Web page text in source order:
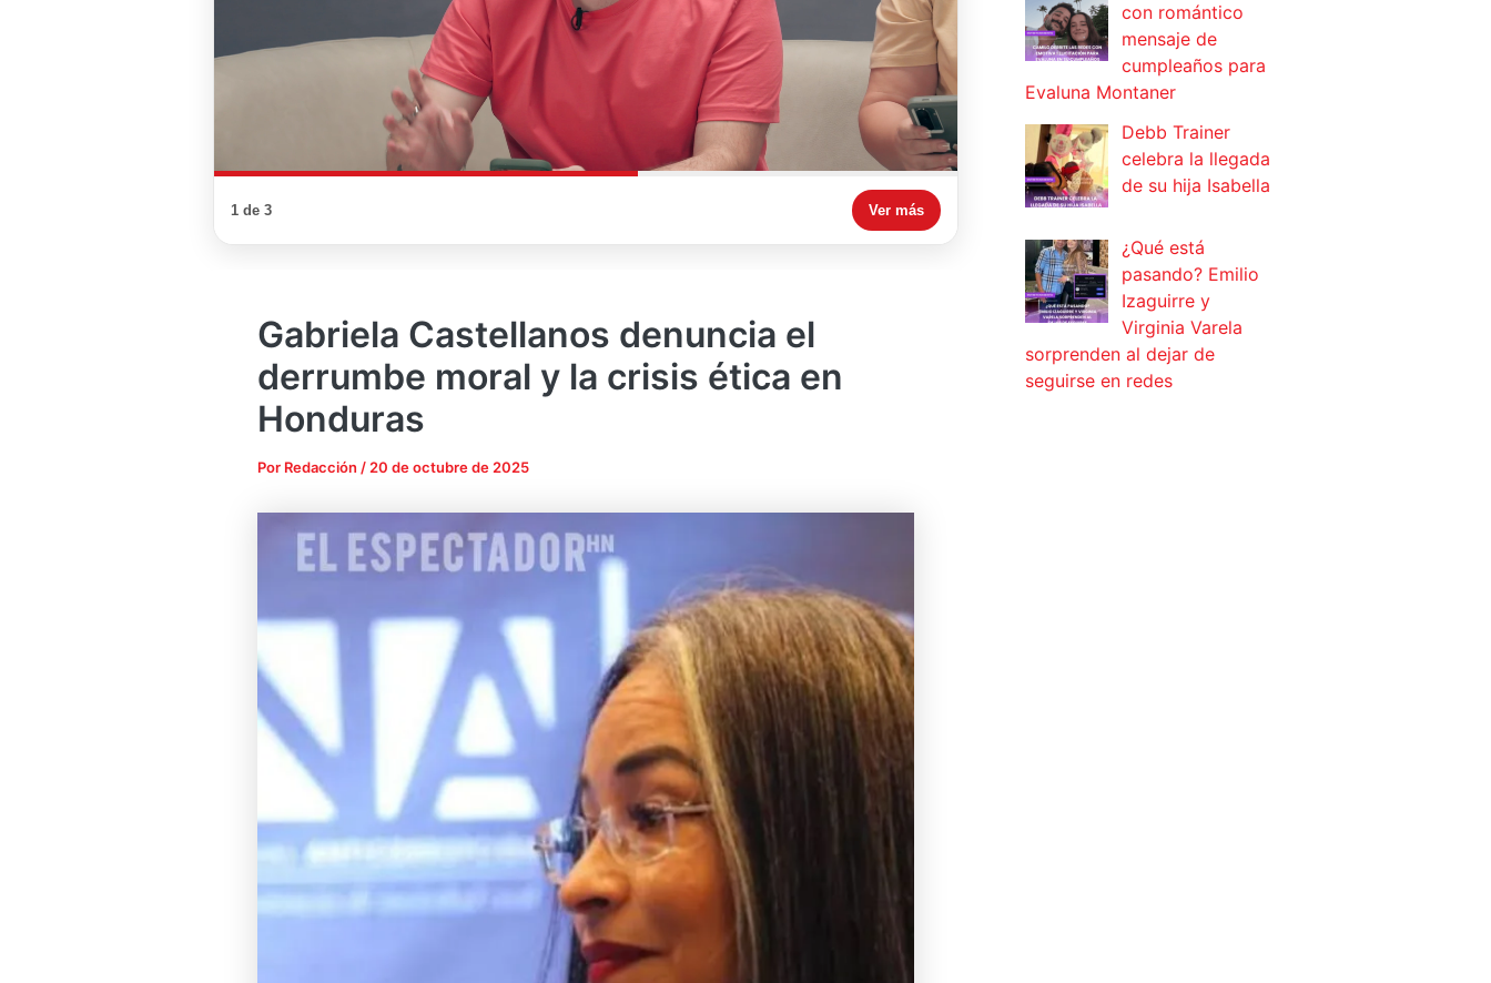
1 de 3 Ver más
Gabriela Castellanos denuncia el
derrumbe moral y la crisis ética en
Honduras
Por Redacción / 20 de octubre de 2025
con romántico
mensaje de
cumpleaños para
Evaluna Montaner
Debb Trainer
celebra la llegada
de su hija Isabella
¿Qué está
pasando? Emilio
Izaguirre y
Virginia Varela
sorprenden al dejar de
seguirse en redes